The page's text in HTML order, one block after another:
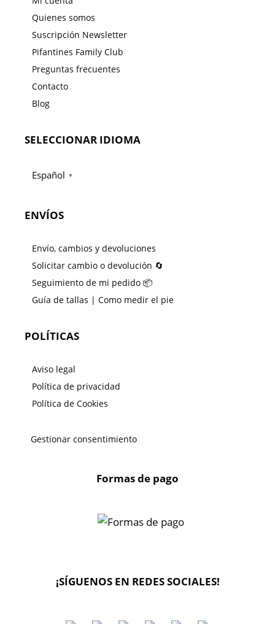
Quienes somos
Suscripción Newsletter
Pifantines Family Club
Preguntas frecuentes
Contacto
Blog
SELECCIONAR IDIOMA
Español ▼
ENVÍOS
Envío, cambios y devoluciones
Solicitar cambio o devolución 🔄
Seguimiento de mi pedido 📦
Guía de tallas | Como medir el pie
POLÍTICAS
Aviso legal
Política de privacidad
Política de Cookies
Gestionar consentimiento
Formas de pago
¡SÍGUENOS EN REDES SOCIALES!